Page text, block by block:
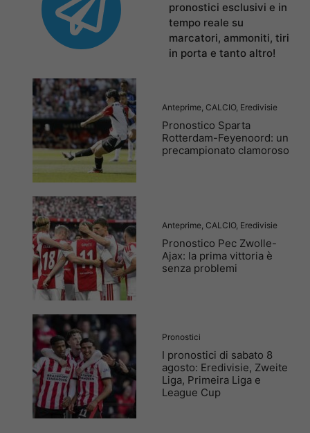
pronostici esclusivi e in
tempo reale su
marcatori, ammoniti, tiri
in porta e tanto altro!
Anteprime CALCIO, Eredivisie
Pronostico Sparta
Rotterdam-Feyenoord: un
precampionato clamoroso
Anteprime CALCIO, Eredivisie
Pronostico Pec Zwolle-
Ajax: la prima vittoria è
senza problemi
Pronostici
I pronostici di sabato 8
agosto: Eredivisie, Zweite
Liga, Primeira Liga e
League Cup